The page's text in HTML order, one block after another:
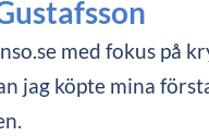
med fokus på
jag köpte mina